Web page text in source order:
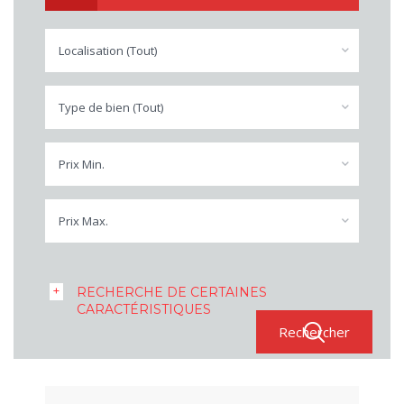
Localisation (Tout)
Type de bien (Tout)
Prix Min.
Prix Max.
RECHERCHE DE CERTAINES
CARACTÉRISTIQUES